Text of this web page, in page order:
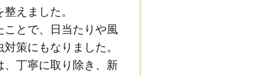
えました。
とで、日当たりや風
策にもなりました。
、丁寧に取り除き、新